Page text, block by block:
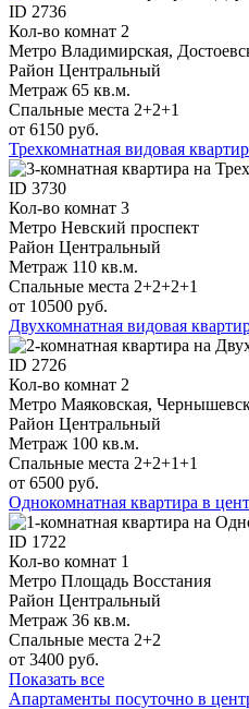
ID 2736
Кол-во комнат 2
Метро Владимирская,
Район Центральный
Метраж 65 кв.м.
Спальные места 2+2+1
от 6150 руб.
Трехкомнатная видовая
ID 3730
Кол-во комнат 3
Метро Невский проспект
Район Центральный
Метраж 110 кв.м.
Спальные места 2+2+2+1
от 10500 руб.
Двухкомнатная видовая
ID 2726
Кол-во комнат 2
Метро Маяковская,
Район Центральный
Метраж 100 кв.м.
Спальные места 2+2+1+1
от 6500 руб.
Однокомнатная квартира в
ID 1722
Кол-во комнат 1
Метро Площадь Восстания
Район Центральный
Метраж 36 кв.м.
Спальные места 2+2
от 3400 руб.
Показать все
Апартаменты посуточно в